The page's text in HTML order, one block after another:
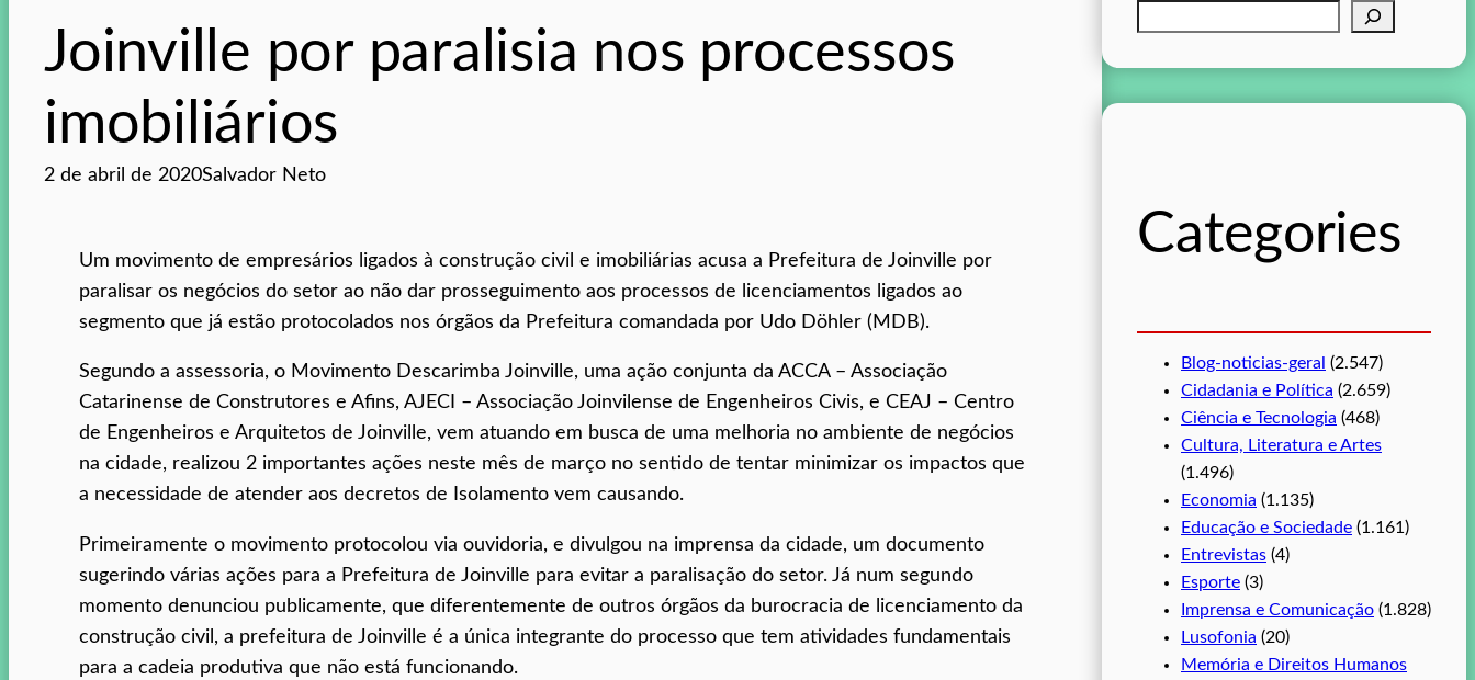
Joinville por paralisia nos processos
imobiliários
2 de abril de 2020Salvador Neto
Um movimento de empresários ligados à construção civil e imobiliárias acusa a Prefeitura de Joinville por
paralisar os negócios do setor ao não dar prosseguimento aos processos de licenciamentos ligados ao
segmento que já estão protocolados nos órgãos da Prefeitura comandada por Udo Döhler (MDB).
Segundo a assessoria, o Movimento Descarimba Joinville, uma ação conjunta da ACCA – Associação
Catarinense de Construtores e Afins, AJECI – Associação Joinvilense de Engenheiros Civis, e CEAJ – Centro
de Engenheiros e Arquitetos de Joinville, vem atuando em busca de uma melhoria no ambiente de negócios
na cidade, realizou 2 importantes ações neste mês de março no sentido de tentar minimizar os impactos que
a necessidade de atender aos decretos de Isolamento vem causando.
Primeiramente o movimento protocolou via ouvidoria, e divulgou na imprensa da cidade, um documento
sugerindo várias ações para a Prefeitura de Joinville para evitar a paralisação do setor. Já num segundo
momento denunciou publicamente, que diferentemente de outros órgãos da burocracia de licenciamento da
construção civil, a prefeitura de Joinville é a única integrante do processo que tem atividades fundamentais
para a cadeia produtiva que não está funcionando.
q
a
Categories
Blog-noticias-geral (2.547)
Cidadania e Política (2.659)
Ciência e Tecnologia (468)
Cultura, Literatura e Artes
(1.496)
Economia (1.135)
Educação e Sociedade (1.161)
Entrevistas (4)
Esporte (3)
Imprensa e Comunicação (1.828)
Lusofonia (20)
Memória e Direitos Humanos